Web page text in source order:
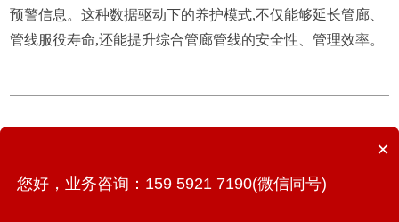
预警信息。这种数据驱动下的养护模式,不仅能够延长管廊、
管线服役寿命,还能提升综合管廊管线的安全性、管理效率。
×
您好，业务咨询：159 5921 7190(微信同号)